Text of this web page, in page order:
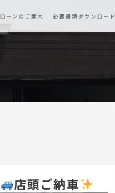
ローンのご案内 必要書類ダウンロード
店頭ご納車